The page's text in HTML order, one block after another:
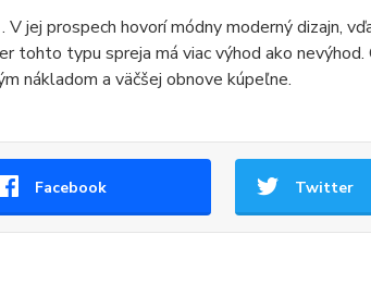
. V jej prospech hovorí módny moderný dizajn,
tohto typu spreja má viac výhod ako nevýhod.
nákladom a väčšej obnove kúpeľne.
Facebook Twitter